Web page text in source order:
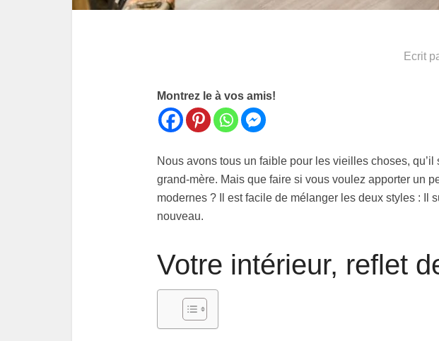
Ecrit
Montrez le à vos amis!
Nous avons tous un faible pour les vieilles choses,
grand-mère. Mais que faire si vous voulez apporter un
modernes ? Il est facile de mélanger les deux styles : Il
nouveau.
Votre intérieur, reflet